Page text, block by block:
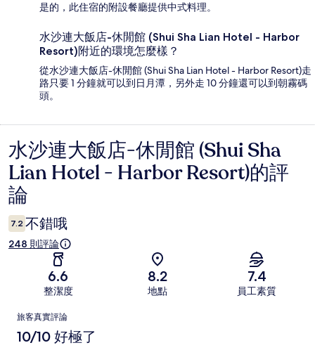
是的，此住宿的附設餐廳提供中式料理。
水沙連大飯店-休閒館 (Shui Sha Lian Hotel - Harbor
Resort)附近的環境怎麼樣？
從水沙連大飯店-休閒館 (Shui Sha Lian Hotel - Harbor Resort)走
路只要 1 分鐘就可以到日月潭，另外走 10 分鐘還可以到朝霧碼
頭。
評
論
水沙連大飯店-休閒館 (Shui Sha
Lian Hotel - Harbor Resort)的評
論
7.2 不錯哦
248 則評論
6.6
整潔度
8.2
地點
7.4
員工素質
評
論
旅客真實評論
10/10 好極了